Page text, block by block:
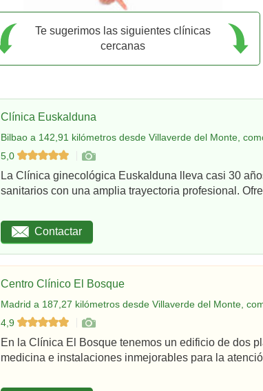
Te sugerimos las siguientes clínicas
cercanas
Clínica Euskalduna
Bilbao a 142,91 kilómetros desde Villaverde del Monte,
5,0
La Clínica ginecológica Euskalduna lleva casi 30
sanitarios con una amplia trayectoria profesional.
Contactar
Centro Clínico El Bosque
Madrid a 187,27 kilómetros desde Villaverde del Monte,
4,9
En la Clínica El Bosque tenemos un edificio de dos
medicina e instalaciones inmejorables para la